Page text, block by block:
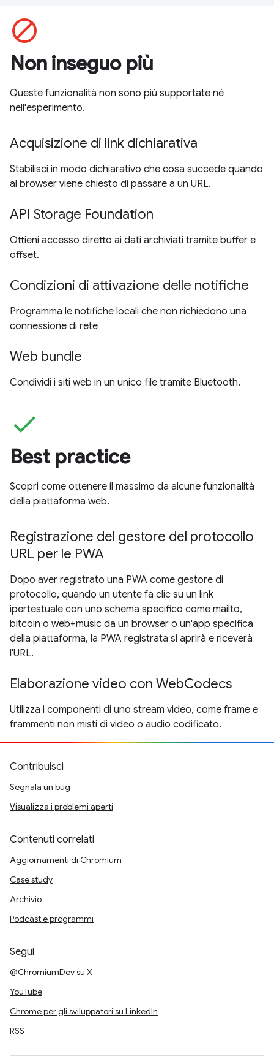
block
Non inseguo più
Queste funzionalità non sono più supportate né
nell'esperimento.
Acquisizione di link dichiarativa
Stabilisci in modo dichiarativo che cosa succede quando
al browser viene chiesto di passare a un URL.
API Storage Foundation
Ottieni accesso diretto ai dati archiviati tramite buffer e
offset.
Condizioni di attivazione delle notifiche
Programma le notifiche locali che non richiedono una
connessione di rete
Web bundle
Condividi i siti web in un unico file tramite Bluetooth.
check
Best practice
Scopri come ottenere il massimo da alcune funzionalità
della piattaforma web.
Registrazione del gestore del protocollo
URL per le PWA
Dopo aver registrato una PWA come gestore di
protocollo, quando un utente fa clic su un link
ipertestuale con uno schema specifico come mailto,
bitcoin o web+music da un browser o un'app specifica
della piattaforma, la PWA registrata si aprirà e riceverà
l'URL.
Elaborazione video con WebCodecs
Utilizza i componenti di uno stream video, come frame e
frammenti non misti di video o audio codificato.
Contribuisci
Segnala un bug
Visualizza i problemi aperti
Contenuti correlati
Aggiornamenti di Chromium
Case study
Archivio
Podcast e programmi
Segui
@ChromiumDev su X
YouTube
Chrome per gli sviluppatori su LinkedIn
RSS